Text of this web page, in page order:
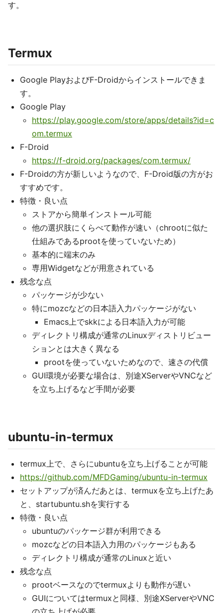
す。
Termux
Google PlayおよびF-Droidからインストールできま
す。
Google Play
https://play.google.com/store/apps/details?id=c
om.termux
F-Droid
https://f-droid.org/packages/com.termux/
F-Droidの方が新しいようなので、F-Droid版の方がお
すすめです。
特徴・良い点
ストアから簡単インストール可能
他の選択肢にくらべて動作が速い（chrootに似た
仕組みであるprootを使っていないため）
基本的に端末のみ
専用Widgetなどが用意されている
残念な点
パッケージが少ない
特にmozcなどの日本語入力パッケージがない
Emacs上でskkによる日本語入力が可能
ディレクトリ構成が通常のLinuxディストリビュー
ションとは大きく異なる
prootを使っていないためなので、速さの代償
GUI環境が必要な場合は、別途XServerやVNCなど
を立ち上げるなど手間が必要
ubuntu-in-termux
termux上で、さらにubuntuを立ち上げることが可能
https://github.com/MFDGaming/ubuntu-in-termux
セットアップが済んだあとは、termuxを立ち上げたあ
と、startubuntu.shを実行する
特徴・良い点
ubuntuのパッケージ群が利用できる
mozcなどの日本語入力用のパッケージもある
ディレクトリ構成が通常のLinuxと近い
残念な点
prootベースなのでtermuxよりも動作が遅い
GUIについてはtermuxと同様、別途XServerやVNC